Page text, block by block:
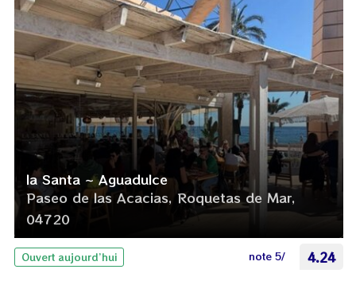
la Santa ~ Aguadulce
Paseo de las Acacias, Roquetas de Mar,
04720
Ouvert aujourd’hui note 5/ 4.24